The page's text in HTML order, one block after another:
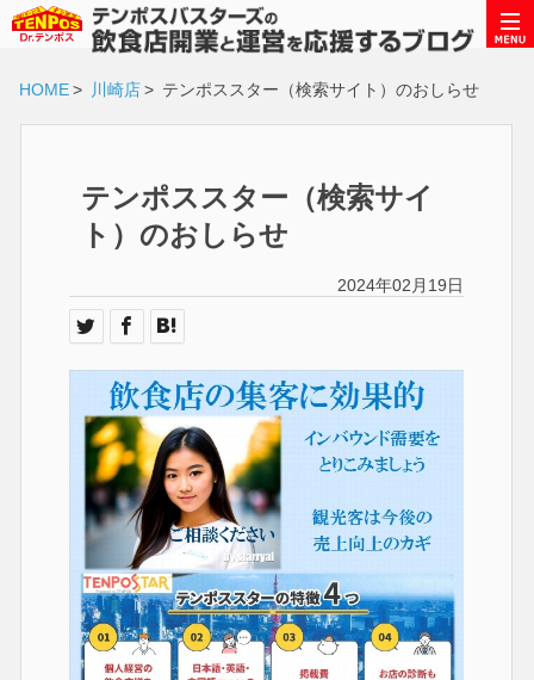
HOME> 川崎店> テンポススター（検索サイト）のおしらせ
テンポススター（検索サイ
ト）のおしらせ
2024年02月19日